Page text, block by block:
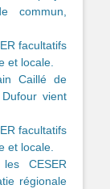
commun,
facultatifs
et locale.
Caillé de
vient
facultatifs
et locale.
CESER
régionale